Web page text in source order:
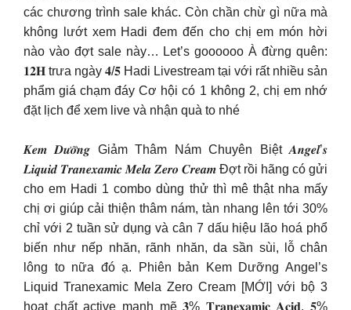
các chương trình sale khác. Còn chần chừ gì nữa mà
không lướt xem Hadi đem đến cho chị em món hời
nào vào đợt sale này… Let’s goooooo À đừng quên:
𝟏𝟐𝐇 trưa ngày 𝟒/𝟓 Hadi Livestream tại với rất nhiều sản
phẩm giá chạm đáy Cơ hội có 1 không 2, chị em nhớ
đặt lịch để xem live và nhận quà to nhé
𝑲𝒆𝒎 𝑫𝒖̛𝒐̛̃𝒏𝒈 Giảm Thâm Nám Chuyên Biệt 𝑨𝒏𝒈𝒆𝒍’𝒔
𝑳𝒊𝒒𝒖𝒊𝒅 𝑻𝒓𝒂𝒏𝒆𝒙𝒂𝒎𝒊𝒄 𝑴𝒆𝒍𝒂 𝒁𝒆𝒓𝒐 𝑪𝒓𝒆𝒂𝒎 Đợt rồi hãng có gửi
cho em Hadi 1 combo dùng thử thì mê thật nha mấy
chị ơi giúp cải thiện thâm nám, tàn nhang lên tới 30%
chỉ với 2 tuần sử dụng và cân 7 dấu hiệu lão hoá phổ
biến như nếp nhăn, rãnh nhăn, da sần sùi, lỗ chân
lông to nữa đó ạ. Phiên bản Kem Dưỡng Angel’s
Liquid Tranexamic Mela Zero Cream [MỚI] với bộ 3
hoạt chất active mạnh mẽ 𝟑% 𝐓𝐫𝐚𝐧𝐞𝐱𝐚𝐦𝐢𝐜 𝐀𝐜𝐢𝐝, 𝟓%